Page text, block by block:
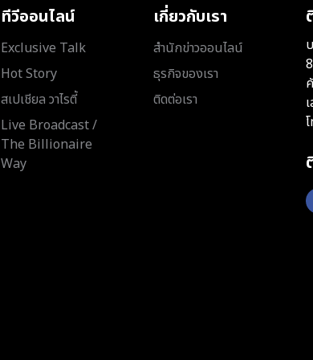
ทีวีออนไลน์
Exclusive Talk
Hot Story
สเปเชียล วาไรตี้
Live Broadcast /
The Billionaire
Way
เกี่ยวกับเรา
สำนักข่าวออนไลน์
ธุรกิจของเรา
ติดต่อเรา